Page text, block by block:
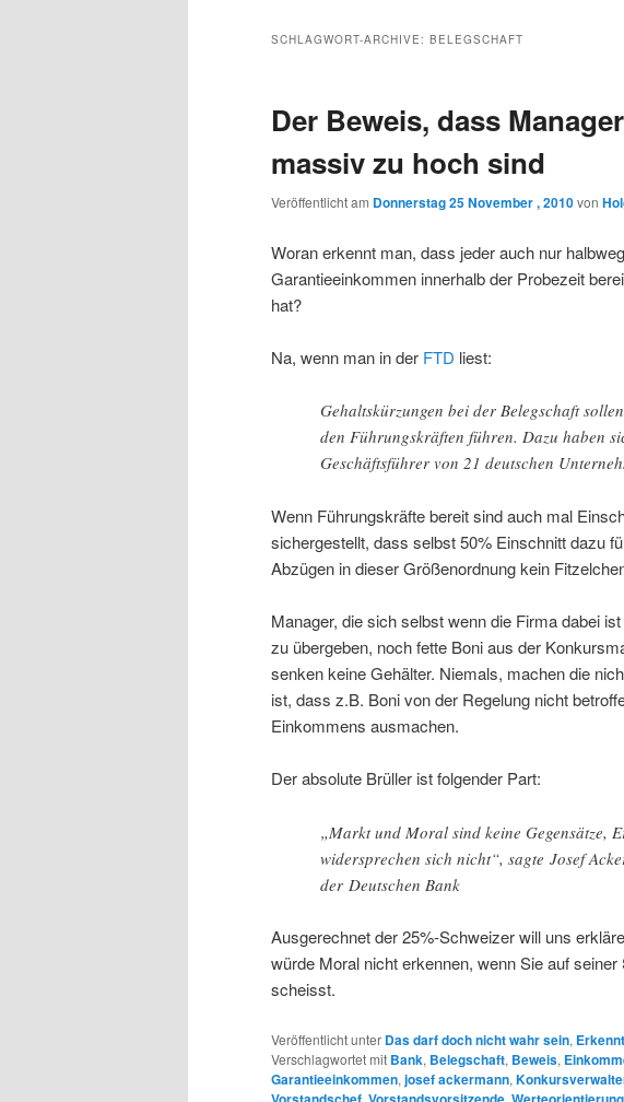
wechseln
SCHLAGWORT-ARCHIVE: BELEGSCHAFT
Der Beweis, dass
massiv zu hoch sind
Veröffentlicht am Donnerstag 25 November , 2010von
Woran erkennt man, dass jeder auch nur
Garantieeinkommen innerhalb der Probezeit
hat?
Na, wenn man in der FTD liest:
Gehaltskürzungen bei der Belegschaft
den Führungskräften führen. Dazu haben
Geschäftsführer von 21 deutschen
Wenn Führungskräfte bereit sind auch mal
sichergestellt, dass selbst 50% Einschnitt dazu
Abzügen in dieser Größenordnung kein
Manager, die sich selbst wenn die Firma dabei
zu übergeben, noch fette Boni aus der
senken keine Gehälter. Niemals, machen die
ist, dass z.B. Boni von der Regelung nicht
Einkommens ausmachen.
Der absolute Brüller ist folgender Part:
„Markt und Moral sind keine Gegensätze,
widersprechen sich nicht“, sagte Josef
der Deutschen Bank
Ausgerechnet der 25%-Schweizer will uns
würde Moral nicht erkennen, wenn Sie auf
scheisst.
Veröffentlicht unter Das darf doch nicht wahr sein,
Verschlagwortet mit Bank, Belegschaft, Beweis,
Garantieeinkommen, josef ackermann,
, ,